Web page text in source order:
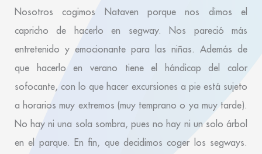
Nosotros cogimos Nataven porque nos dimos el
capricho de hacerlo en segway. Nos pareció más
entretenido y emocionante para las niñas. Además de
que hacerlo en verano tiene el hándicap del calor
sofocante, con lo que hacer excursiones a pie está sujeto
a horarios muy extremos (muy temprano o ya muy tarde).
No hay ni una sola sombra, pues no hay ni un solo árbol
en el parque. En fin, que decidimos coger los segways.